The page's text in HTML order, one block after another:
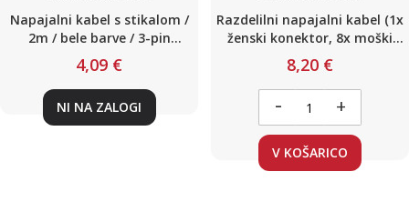
Napajalni kabel s stikalom /
2m / bele barve / 3-pin
priklop / za T5 luči
4,09 €
NI NA ZALOGI
Razdelilni napajalni kabel (1x
ženski konektor, 8x moški
konektor)
8,20 €
- +
V KOŠARICO